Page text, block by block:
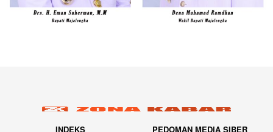
INDEKS PEDOMAN MEDIA SIBER